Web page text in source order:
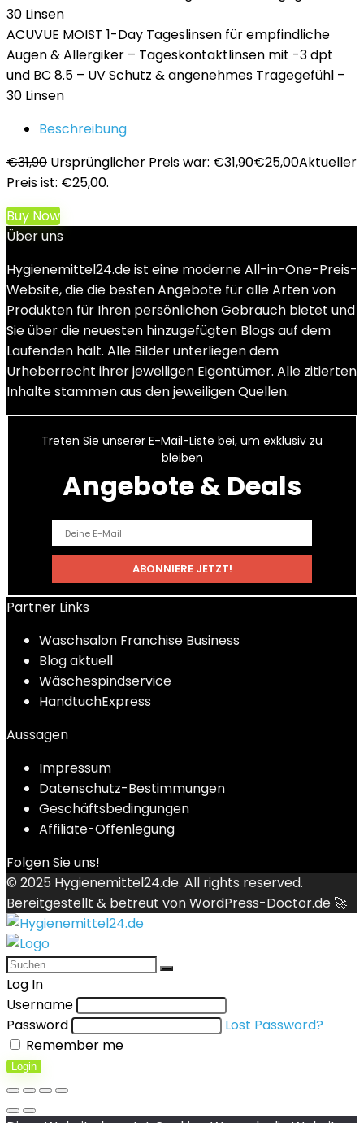
ACUVUE MOIST 1-Day Tageslinsen für empfindliche
Augen & Allergiker – Tageskontaktlinsen mit -3 dpt
und BC 8.5 – UV Schutz & angenehmes Tragegefühl –
30 Linsen
Beschreibung
€31,90 Ursprünglicher Preis war: €31,90€25,00Aktueller
Preis ist: €25,00.
Buy Now
Über uns
Hygienemittel24.de ist eine moderne All-in-One-Preis-
Website, die die besten Angebote für alle Arten von
Produkten für Ihren persönlichen Gebrauch bietet und
Sie über die neuesten hinzugefügten Blogs auf dem
Laufenden hält. Alle Bilder unterliegen dem
Urheberrecht ihrer jeweiligen Eigentümer. Alle zitierten
Inhalte stammen aus den jeweiligen Quellen.
Treten Sie unserer E-Mail-Liste bei, um exklusiv zu
bleiben
Angebote & Deals
Partner Links
Waschsalon Franchise Business
Blog aktuell
Wäschespindservice
HandtuchExpress
Aussagen
Impressum
Datenschutz-Bestimmungen
Geschäftsbedingungen
Affiliate-Offenlegung
Folgen Sie uns!
© 2025 Hygienemittel24.de. All rights reserved.
Bereitgestellt & betreut vonWordPress-Doctor.de 🚀
Log In
Username
Password
Lost Password?
Remember me
Login